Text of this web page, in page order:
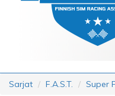
Sarjat F.A.S.T. Super